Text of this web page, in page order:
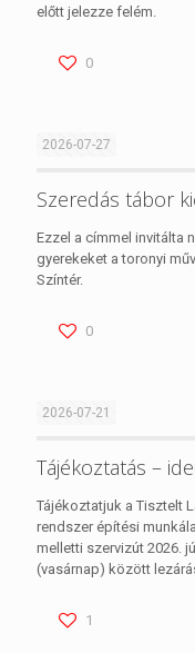
előtt jelezze felém.
0
2026-07-27
Szeredás tábor
Ezzel a címmel invitálta
gyerekeket a toronyi
Színtér.
0
2026-07-21
Tájékoztatás –
Tájékoztatjuk a Tisztelt
rendszer építési
melletti szervizút 2026.
(vasárnap) között
1